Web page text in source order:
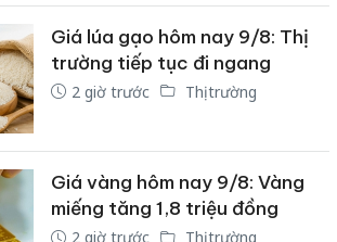
Giá lúa gạo hôm nay 9/8: Thị
trường tiếp tục đi ngang
2 giờ trước Thị trường
Giá vàng hôm nay 9/8: Vàng
miếng tăng 1,8 triệu đồng
2 giờ trước Thị trường